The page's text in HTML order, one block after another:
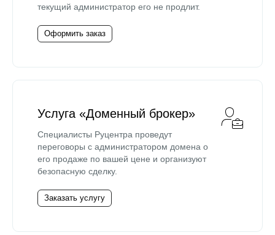
текущий администратор его не продлит.
Оформить заказ
Услуга «Доменный брокер»
Специалисты Руцентра проведут
переговоры с администратором домена о
его продаже по вашей цене и организуют
безопасную сделку.
Заказать услугу